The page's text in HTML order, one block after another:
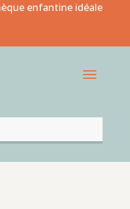
enfantine idéale